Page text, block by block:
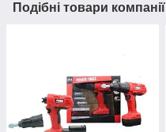
Подібні товари компанії